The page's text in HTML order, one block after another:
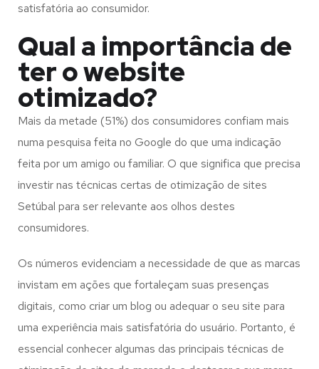
satisfatória ao consumidor.
Qual a importância de
ter o website
otimizado?
Mais da metade (51%) dos consumidores confiam mais
numa pesquisa feita no Google do que uma indicação
feita por um amigo ou familiar. O que significa que precisa
investir nas técnicas certas de otimização de sites
Setúbal para ser relevante aos olhos destes
consumidores.
Os números evidenciam a necessidade de que as marcas
invistam em ações que fortaleçam suas presenças
digitais, como criar um blog ou adequar o seu site para
uma experiência mais satisfatória do usuário. Portanto, é
essencial conhecer algumas das principais técnicas de